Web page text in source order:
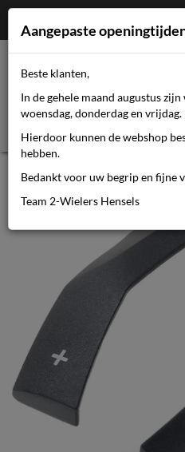
Bosch
Aangepaste
Beste klanten,
In de gehele maand augustus
woensdag, donderdag en vrijdag.
Hierdoor kunnen de webshop
hebben.
Bedankt voor uw begrip en fijne
Team 2-Wielers Hensels